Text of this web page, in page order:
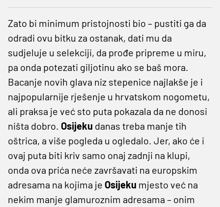
Zato bi minimum pristojnosti bio – pustiti ga da
odradi ovu bitku za ostanak, dati mu da
sudjeluje u selekciji, da prođe pripreme u miru,
pa onda potezati giljotinu ako se baš mora.
Bacanje novih glava niz stepenice najlakše je i
najpopularnije rješenje u hrvatskom nogometu,
ali praksa je već sto puta pokazala da ne donosi
ništa dobro. Osijeku danas treba manje tih
oštrica, a više pogleda u ogledalo. Jer, ako će i
ovaj puta biti kriv samo onaj zadnji na klupi,
onda ova prića neće završavati na europskim
adresama na kojima je Osijeku mjesto već na
nekim manje glamuroznim adresama – onim